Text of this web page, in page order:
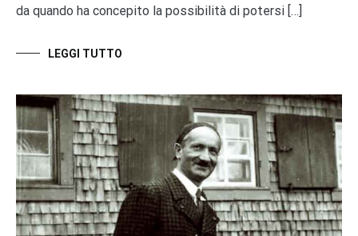
da quando ha concepito la possibilità di potersi […]
LEGGI TUTTO